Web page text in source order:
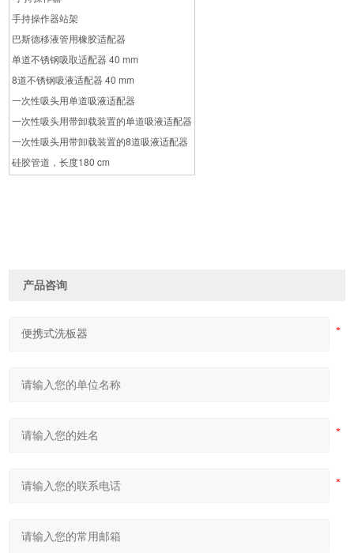
手持操作器站架
巴斯德移液管用橡胶适配器
单道不锈钢吸取适配器 40 mm
8道不锈钢吸液适配器 40 mm
一次性吸头用单道吸液适配器
一次性吸头用带卸载装置的单道吸液适配器
一次性吸头用带卸载装置的8道吸液适配器
硅胶管道，长度180 cm
产品咨询